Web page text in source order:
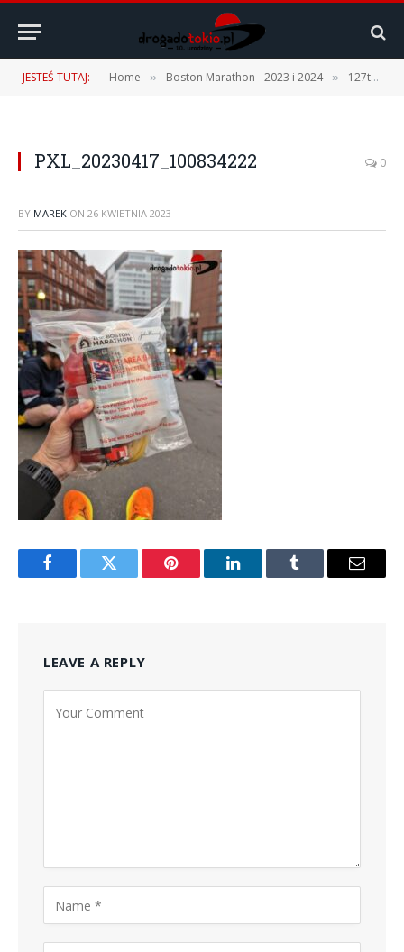
JESTEŚ TUTAJ: Home » Boston Marathon - 2023 i 2024 » 127th Boston Marathon – 17.04.2023 r. [1 część – Podróż, Expo, Fan Fest]
PXL_20230417_100834222 0
BY MAREK ON 26 KWIETNIA 2023
FacebookTwitter Pinterest LinkedInTumblr Email
LEAVE A REPLY